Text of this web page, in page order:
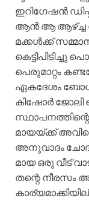
ഇറിഗേഷൻ
ആൻ ആ ആഴ്ച്ച
മക്കൾക്ക്
കെട്ടിപിടിച്ചു
പെരുമാറ്റം
ഏകദേശം
കിഷോർ
മായയ്ക്ക്
അനുവാദം
മായ ഒരു വീട്
തന്റെ നീരസം